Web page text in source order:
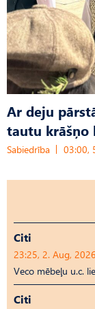
Ar deju
tautu krāšņo
Sabiedrība 03:00,
Citi
23:25, 2. Aug, 2026
Veco mēbeļu u.c.
Citi